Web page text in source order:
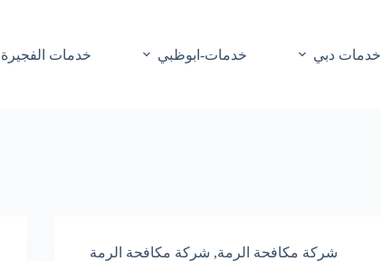
خدمات دبي خدمات-ابوظبي خدمات الفجيرة
شركة مكافحة الرمة, شركة مكافحة الرمة